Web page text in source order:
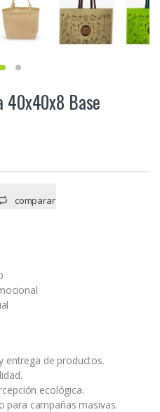
40x40x8 Base
comparar
entrega de productos.
ecológica.
para campañas masivas.